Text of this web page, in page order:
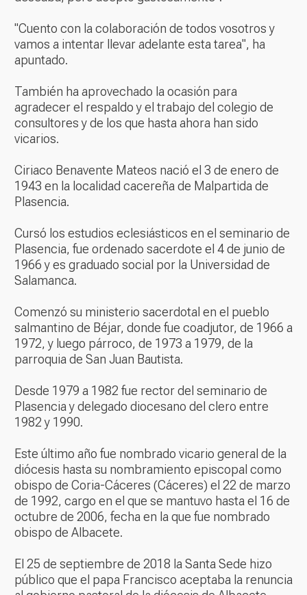
"Cuento con la colaboración de todos vosotros y
vamos a intentar llevar adelante esta tarea", ha
apuntado.
También ha aprovechado la ocasión para
agradecer el respaldo y el trabajo del colegio de
consultores y de los que hasta ahora han sido
vicarios.
Ciriaco Benavente Mateos nació el 3 de enero de
1943 en la localidad cacereña de Malpartida de
Plasencia.
Cursó los estudios eclesiásticos en el seminario de
Plasencia, fue ordenado sacerdote el 4 de junio de
1966 y es graduado social por la Universidad de
Salamanca.
Comenzó su ministerio sacerdotal en el pueblo
salmantino de Béjar, donde fue coadjutor, de 1966 a
1972, y luego párroco, de 1973 a 1979, de la
parroquia de San Juan Bautista.
Desde 1979 a 1982 fue rector del seminario de
Plasencia y delegado diocesano del clero entre
1982 y 1990.
Este último año fue nombrado vicario general de la
diócesis hasta su nombramiento episcopal como
obispo de Coria-Cáceres (Cáceres) el 22 de marzo
de 1992, cargo en el que se mantuvo hasta el 16 de
octubre de 2006, fecha en la que fue nombrado
obispo de Albacete.
El 25 de septiembre de 2018 la Santa Sede hizo
público que el papa Francisco aceptaba la renuncia